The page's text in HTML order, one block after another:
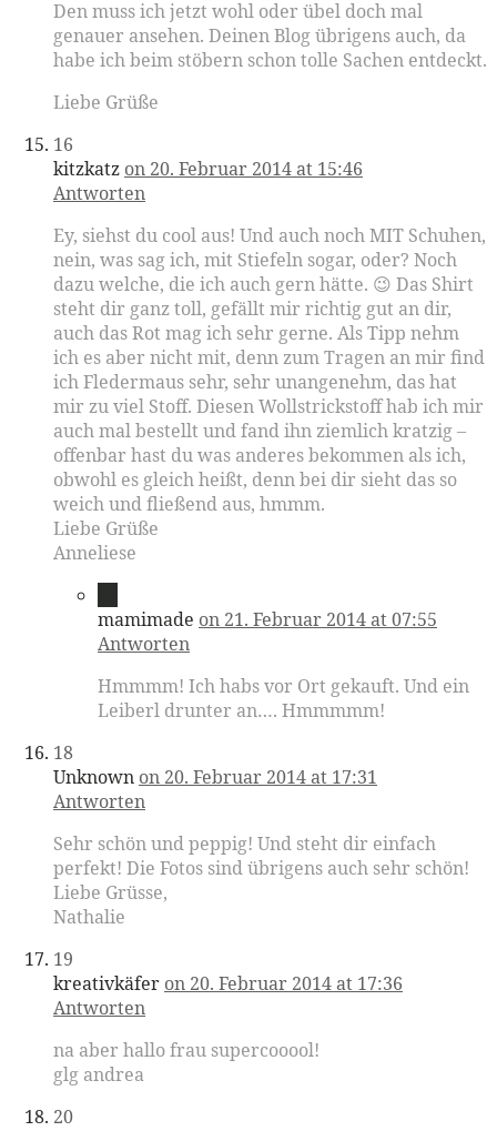
Den muss ich jetzt wohl oder übel doch mal
genauer ansehen. Deinen Blog übrigens auch, da
habe ich beim stöbern schon tolle Sachen entdeckt.
Liebe Grüße
16
kitzkatz on 20. Februar 2014 at 15:46
Antworten
Ey, siehst du cool aus! Und auch noch MIT Schuhen,
nein, was sag ich, mit Stiefeln sogar, oder? Noch
dazu welche, die ich auch gern hätte. 😉 Das Shirt
steht dir ganz toll, gefällt mir richtig gut an dir,
auch das Rot mag ich sehr gerne. Als Tipp nehm
ich es aber nicht mit, denn zum Tragen an mir find
ich Fledermaus sehr, sehr unangenehm, das hat
mir zu viel Stoff. Diesen Wollstrickstoff hab ich mir
auch mal bestellt und fand ihn ziemlich kratzig –
offenbar hast du was anderes bekommen als ich,
obwohl es gleich heißt, denn bei dir sieht das so
weich und fließend aus, hmmm.
Liebe Grüße
Anneliese
mamimade on 21. Februar 2014 at 07:55
Antworten
Hmmmm! Ich habs vor Ort gekauft. Und ein
Leiberl drunter an…. Hmmmmm!
18
Unknown on 20. Februar 2014 at 17:31
Antworten
Sehr schön und peppig! Und steht dir einfach
perfekt! Die Fotos sind übrigens auch sehr schön!
Liebe Grüsse,
Nathalie
19
kreativkäfer on 20. Februar 2014 at 17:36
Antworten
na aber hallo frau supercooool!
glg andrea
20